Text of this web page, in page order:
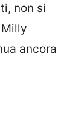
non si
Milly
ancora